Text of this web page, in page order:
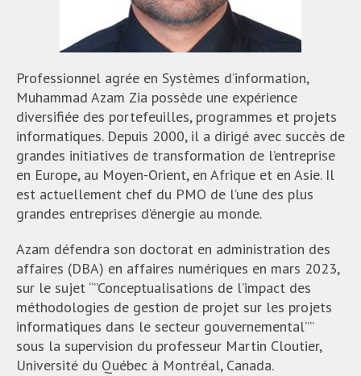
Professionnel agrée en Systèmes d’information,
Muhammad Azam Zia possède une expérience
diversifiée des portefeuilles, programmes et projets
informatiques. Depuis 2000, il a dirigé avec succès de
grandes initiatives de transformation de l’entreprise
en Europe, au Moyen-Orient, en Afrique et en Asie. Il
est actuellement chef du PMO de l’une des plus
grandes entreprises d’énergie au monde.
Azam défendra son doctorat en administration des
affaires (DBA) en affaires numériques en mars 2023,
sur le sujet “”Conceptualisations de l’impact des
méthodologies de gestion de projet sur les projets
informatiques dans le secteur gouvernemental””
sous la supervision du professeur Martin Cloutier,
Université du Québec à Montréal, Canada.